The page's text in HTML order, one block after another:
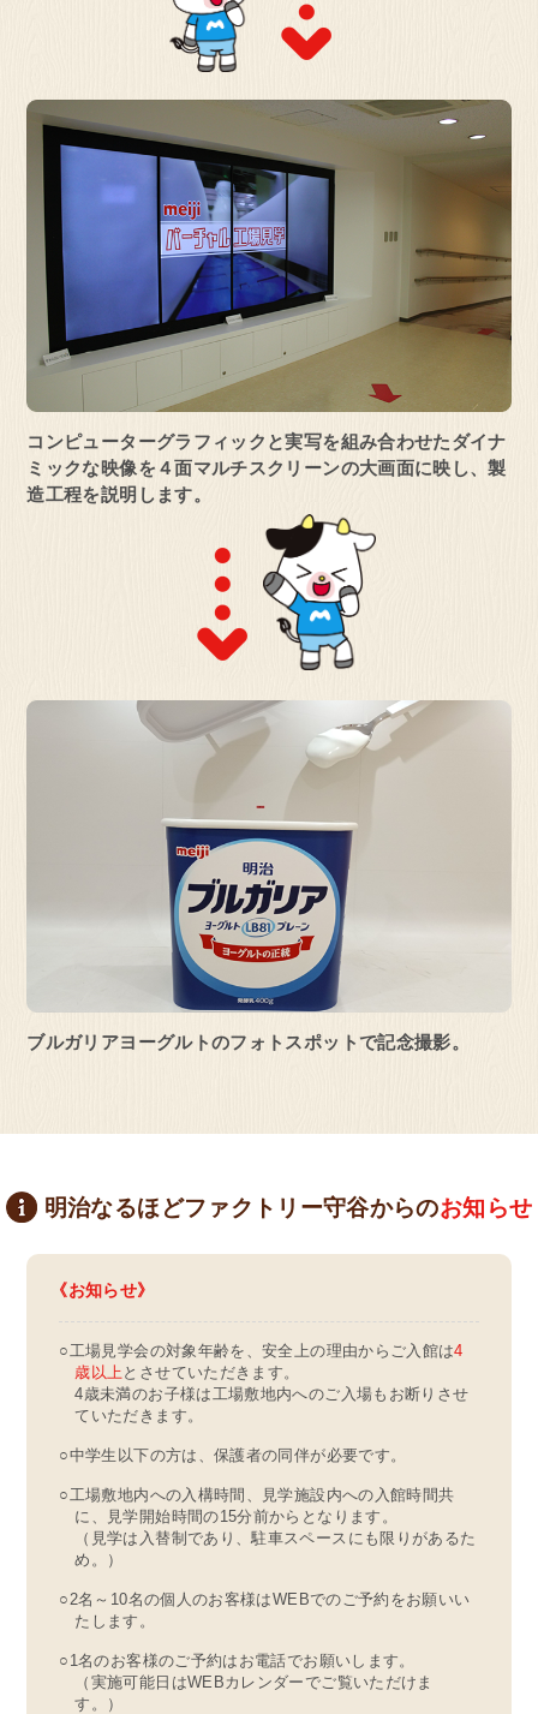
コンピューターグラフィックと実写を組み合わせたダイナ
ミックな映像を ４面マルチスクリーンの大画面に映し、製
造工程を説明します。
ブルガリアヨーグルトのフォトスポットで記念撮影。
明治なるほどファクトリー守谷からのお知らせ
お知らせ
○工場見学会の対象年齢を、安全上の理由からご入館は4
歳以上とさせていただきます。
4歳未満のお子様は工場敷地内へのご入場もお断りさせ
ていただきます。
○中学生以下の方は、保護者の同伴が必要です。
○工場敷地内への入構時間、見学施設内への入館時間共
に、見学開始時間の15分前からとなります。
（見学は入替制であり、駐車スペースにも限りがあるた
め。）
○2名～10名の個人のお客様はWEBでのご予約をお願いい
たします。
○1名のお客様のご予約はお電話でお願いします。
（実施可能日はWEBカレンダーでご覧いただけま
す。）